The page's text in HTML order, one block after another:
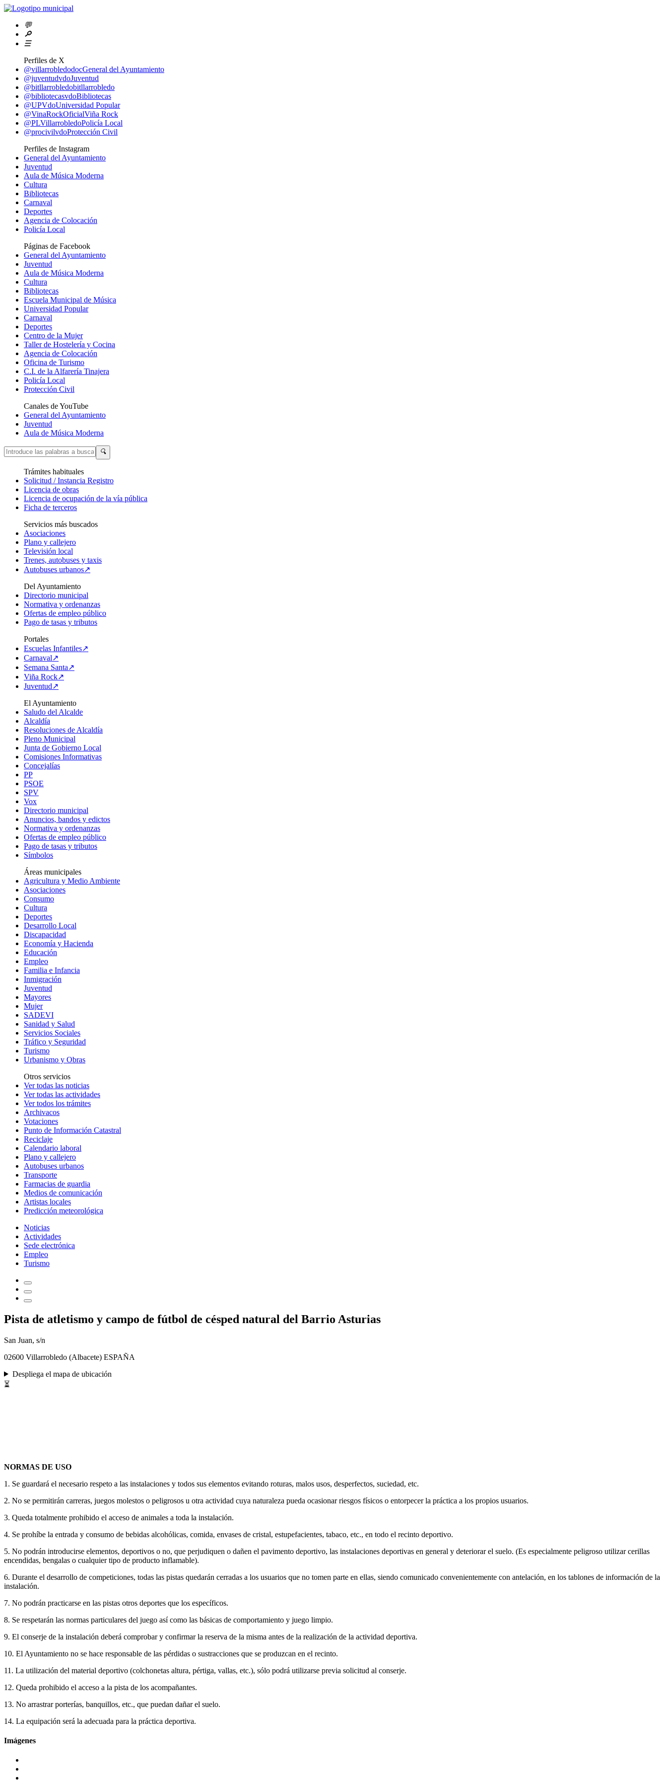
💬
🔎
☰
Perfiles de X
@villarrobledodocGeneral del Ayuntamiento
@juventudvdoJuventud
@bitllarrobledobitllarrobledo
@bibliotecasvdoBibliotecas
@UPVdoUniversidad Popular
@VinaRockOficialViña Rock
@PLVillarrobledoPolicía Local
@procivilvdoProtección Civil
Perfiles de Instagram
General del Ayuntamiento
Juventud
Aula de Música Moderna
Cultura
Bibliotecas
Carnaval
Deportes
Agencia de Colocación
Policía Local
Páginas de Facebook
General del Ayuntamiento
Juventud
Aula de Música Moderna
Cultura
Bibliotecas
Escuela Municipal de Música
Universidad Popular
Carnaval
Deportes
Centro de la Mujer
Taller de Hostelería y Cocina
Agencia de Colocación
Oficina de Turismo
C.I. de la Alfarería Tinajera
Policía Local
Protección Civil
Canales de YouTube
General del Ayuntamiento
Juventud
Aula de Música Moderna
🔍
Trámites habituales
Solicitud / Instancia Registro
Licencia de obras
Licencia de ocupación de la vía pública
Ficha de terceros
Servicios más buscados
Asociaciones
Plano y callejero
Televisión local
Trenes, autobuses y taxis
Autobuses urbanos↗
Del Ayuntamiento
Directorio municipal
Normativa y ordenanzas
Ofertas de empleo público
Pago de tasas y tributos
Portales
Escuelas Infantiles↗
Carnaval↗
Semana Santa↗
Viña Rock↗
Juventud↗
El Ayuntamiento
Saludo del Alcalde
Alcaldía
Resoluciones de Alcaldía
Pleno Municipal
Junta de Gobierno Local
Comisiones Informativas
Concejalías
PP
PSOE
SPV
Vox
Directorio municipal
Anuncios, bandos y edictos
Normativa y ordenanzas
Ofertas de empleo público
Pago de tasas y tributos
Símbolos
Áreas municipales
Agricultura y Medio Ambiente
Asociaciones
Consumo
Cultura
Deportes
Desarrollo Local
Discapacidad
Economía y Hacienda
Educación
Empleo
Familia e Infancia
Inmigración
Juventud
Mayores
Mujer
SADEVI
Sanidad y Salud
Servicios Sociales
Tráfico y Seguridad
Turismo
Urbanismo y Obras
Otros servicios
Ver todas las noticias
Ver todas las actividades
Ver todos los trámites
Archivacos
Votaciones
Punto de Información Catastral
Reciclaje
Calendario laboral
Plano y callejero
Autobuses urbanos
Transporte
Farmacias de guardia
Medios de comunicación
Artistas locales
Predicción meteorológica
Noticias
Actividades
Sede electrónica
Empleo
Turismo
Pista de atletismo y campo de fútbol de césped natural del Barrio Asturias
San Juan, s/n
02600 Villarrobledo (Albacete) ESPAÑA
Despliega el mapa de ubicación
⏳
NORMAS DE USO
1. Se guardará el necesario respeto a las instalaciones y todos sus elementos evitando roturas, malos usos, desperfectos, suciedad, etc.
2. No se permitirán carreras, juegos molestos o peligrosos u otra actividad cuya naturaleza pueda ocasionar riesgos físicos o entorpecer la práctica a los propios usuarios.
3. Queda totalmente prohibido el acceso de animales a toda la instalación.
4. Se prohíbe la entrada y consumo de bebidas alcohólicas, comida, envases de cristal, estupefacientes, tabaco, etc., en todo el recinto deportivo.
5. No podrán introducirse elementos, deportivos o no, que perjudiquen o dañen el pavimento deportivo, las instalaciones deportivas en general y deteriorar el suelo. (Es especialmente peligroso utilizar cerillas
encendidas, bengalas o cualquier tipo de producto inflamable).
6. Durante el desarrollo de competiciones, todas las pistas quedarán cerradas a los usuarios que no tomen parte en ellas, siendo comunicado convenientemente con antelación, en los tablones de información de la
instalación.
7. No podrán practicarse en las pistas otros deportes que los específicos.
8. Se respetarán las normas particulares del juego así como las básicas de comportamiento y juego limpio.
9. El conserje de la instalación deberá comprobar y confirmar la reserva de la misma antes de la realización de la actividad deportiva.
10. El Ayuntamiento no se hace responsable de las pérdidas o sustracciones que se produzcan en el recinto.
11. La utilización del material deportivo (colchonetas altura, pértiga, vallas, etc.), sólo podrá utilizarse previa solicitud al conserje.
12. Queda prohibido el acceso a la pista de los acompañantes.
13. No arrastrar porterías, banquillos, etc., que puedan dañar el suelo.
14. La equipación será la adecuada para la práctica deportiva.
Imágenes